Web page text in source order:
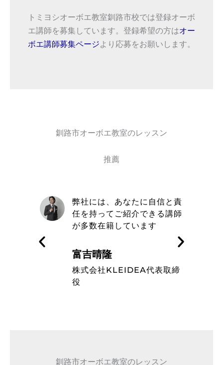
トミヨシオーボエ教室釧路市校では登録オーボ
エ講師を募集しています。登録希望の方はオー
ボエ講師募集ページより応募をお願いします。
釧路市オーボエ教室のレッスン
推薦
取材を通してトミヨシオーボ
エ教室の信念や在籍している
ミュージシャンのレベルの高
藤波辰爾
タレント
釧路市オーボエ教室のレッスン